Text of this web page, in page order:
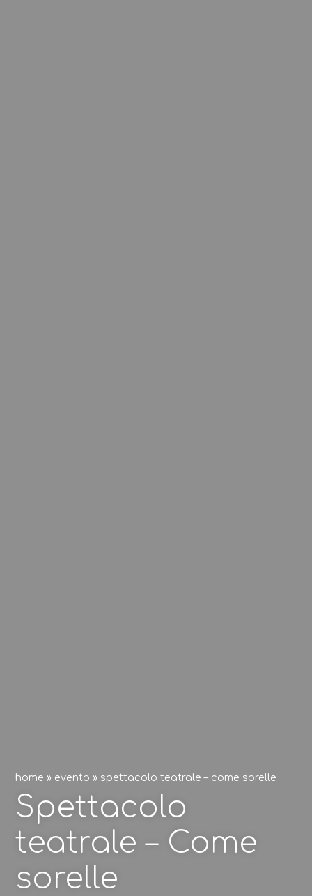
home » evento » spettacolo teatrale – come sorelle
Spettacolo
teatrale – Come
sorelle